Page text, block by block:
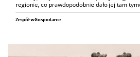
regionie, co prawdopodobnie dało jej tam
Zespół wGospodarce